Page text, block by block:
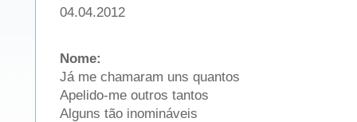
04.04.2012
Nome:
Já me chamaram uns quantos
Apelido-me outros tantos
Alguns tão inomináveis